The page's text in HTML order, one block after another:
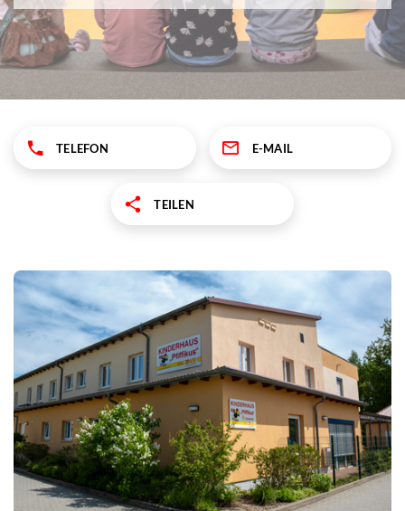
TELEFON E-MAIL
TEILEN